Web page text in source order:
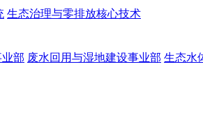
生态治理与零排放核心技术
部 废水回用与湿地建设事业部 生态水